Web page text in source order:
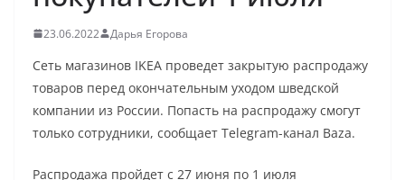
23.06.2022 Дарья Егорова
Сеть магазинов IKEA проведет закрытую распродажу
товаров перед окончательным уходом шведской
компании из России. Попасть на распродажу смогут
только сотрудники, сообщает Telegram-канал Baza.
Распродажа пройдет с 27 июня по 1 июля